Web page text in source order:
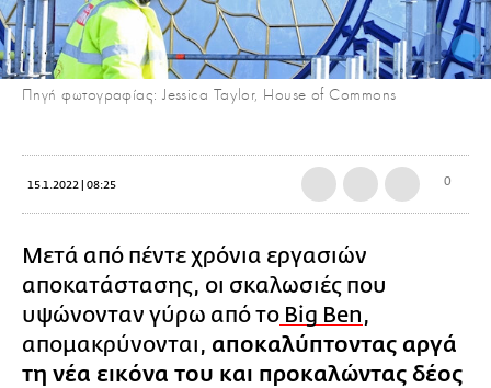
Πηγή φωτογραφίας: Jessica Taylor, House of Commons
15.1.2022 | 08:25 0
Μετά από πέντε χρόνια εργασιών
αποκατάστασης, οι σκαλωσιές που
υψώνονταν γύρω από το Big Ben,
απομακρύνονται, αποκαλύπτοντας αργά
τη νέα εικόνα του και προκαλώντας δέος